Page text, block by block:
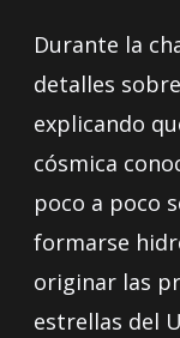
Durante la
detalles
explicando
cósmica
poco a poco
formarse
originar las
estrellas del